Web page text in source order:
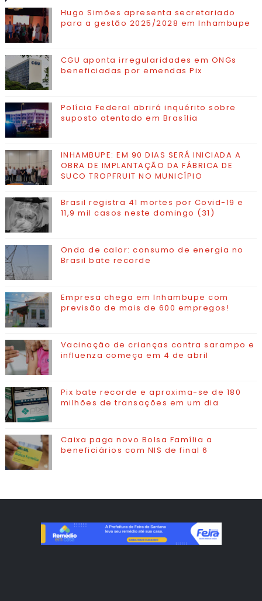
VISITADAS
Hugo Simões apresenta secretariado
para a gestão 2025/2028 em Inhambupe
CGU aponta irregularidades em ONGs
beneficiadas por emendas Pix
Polícia Federal abrirá inquérito sobre
suposto atentado em Brasília
INHAMBUPE: EM 90 DIAS SERÁ INICIADA A
OBRA DE IMPLANTAÇÃO DA FÁBRICA DE
SUCO TROPFRUIT NO MUNICÍPIO
Brasil registra 41 mortes por Covid-19 e
11,9 mil casos neste domingo (31)
Onda de calor: consumo de energia no
Brasil bate recorde
Empresa chega em Inhambupe com
previsão de mais de 600 empregos!
Vacinação de crianças contra sarampo e
influenza começa em 4 de abril
Pix bate recorde e aproxima-se de 180
milhões de transações em um dia
Caixa paga novo Bolsa Família a
beneficiários com NIS de final 6